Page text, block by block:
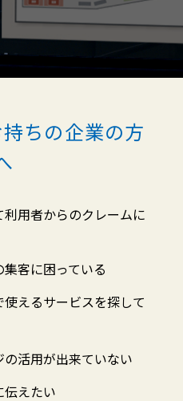
ちの企業の方
用者からのクレームに
客に困っている
えるサービスを探して
活用が出来ていない
伝えたい